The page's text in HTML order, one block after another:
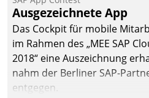
Ausgezeichnete App
Das Cockpit für mobile
im Rahmen des „MEE SAP
2018“ eine Auszeichnung
nahm der Berliner SAP-
entgegen.